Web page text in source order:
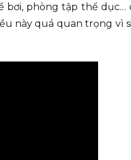
phòng tập thể dục…
này quá quan trọng vì